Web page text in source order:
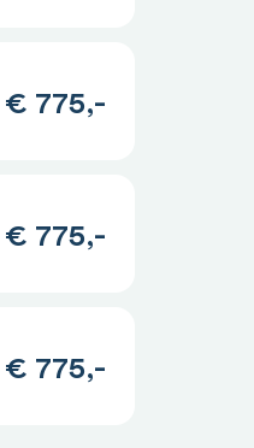
€ 775,-
€ 775,-
€ 775,-